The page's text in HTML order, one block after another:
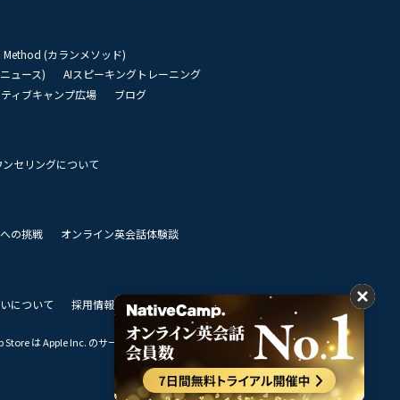
Method (カランメソッド)
ュース)
AIスピーキングトレーニング
ィブキャンプ広場
ブログ
ンセリングについて
の挑戦
オンライン英会話体験談
について 採用情報 私達のビジョン
は Apple Inc. のサービスマークです。